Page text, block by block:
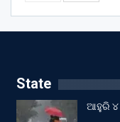
State
ଆହୁରି ୪